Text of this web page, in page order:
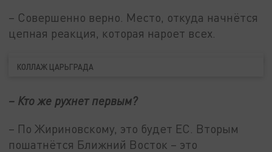
– Совершенно верно. Место, откуда начнётся
цепная реакция, которая нароет всех.
КОЛЛАЖ ЦАРЬГРАДА
– Кто же рухнет первым?
– По Жириновскому, это будет ЕС. Вторым
пошатнётся Ближний Восток – это